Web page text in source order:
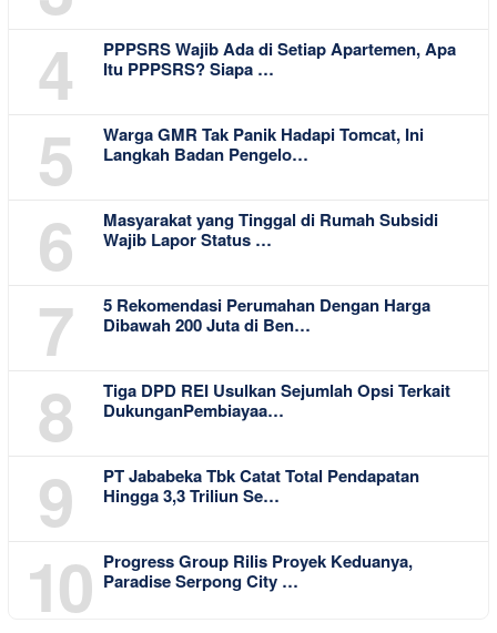
4
PPPSRS Wajib Ada di Setiap Apartemen, Apa
Itu PPPSRS? Siapa …
5
Warga GMR Tak Panik Hadapi Tomcat, Ini
Langkah Badan Pengelo…
6
Masyarakat yang Tinggal di Rumah Subsidi
Wajib Lapor Status …
7
5 Rekomendasi Perumahan Dengan Harga
Dibawah 200 Juta di Ben…
8
Tiga DPD REI Usulkan Sejumlah Opsi Terkait
DukunganPembiayaa…
9
PT Jababeka Tbk Catat Total Pendapatan
Hingga 3,3 Triliun Se…
10
Progress Group Rilis Proyek Keduanya,
Paradise Serpong City …